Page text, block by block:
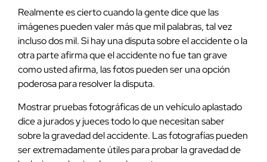
Realmente es cierto cuando la gente dice que las
imágenes pueden valer más que mil palabras, tal vez
incluso dos mil. Si hay una disputa sobre el accidente o la
otra parte afirma que el accidente no fue tan grave
como usted afirma, las fotos pueden ser una opción
poderosa para resolver la disputa.
Mostrar pruebas fotográficas de un vehículo aplastado
dice a jurados y jueces todo lo que necesitan saber
sobre la gravedad del accidente. Las fotografías pueden
ser extremadamente útiles para probar la gravedad de